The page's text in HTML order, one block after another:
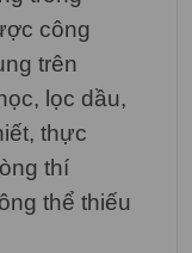
công
trên
lọc dầu,
thực
thí
thể thiếu